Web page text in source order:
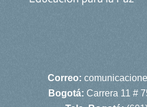
Correo:
Bogotá: Carrera 11 #